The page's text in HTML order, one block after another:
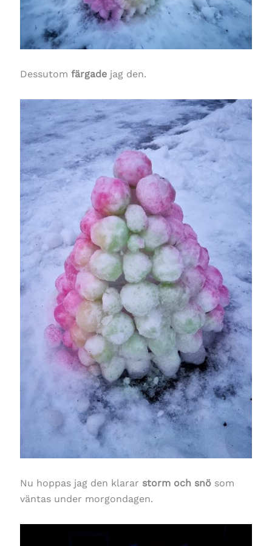
Dessutom färgadejag den.
Nu hoppas jag den klarar storm och snösom
väntas under morgondagen.